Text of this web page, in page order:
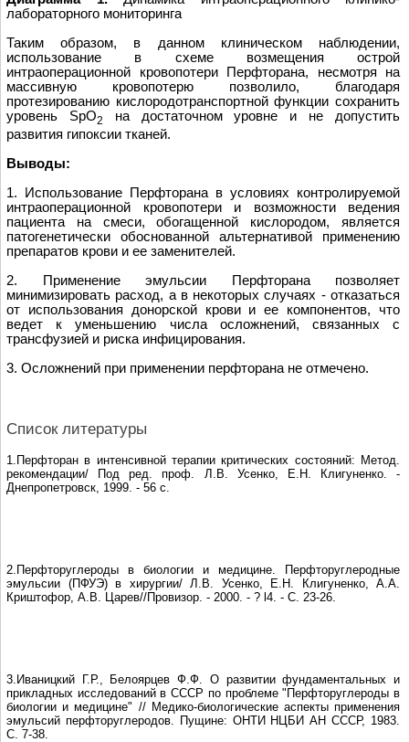
лабораторного мониторинга
Таким образом, в данном клиническом наблюдении,
использование в схеме возмещения острой
интраоперационной кровопотери Перфторана, несмотря на
массивную кровопотерю позволило, благодаря
протезированию кислородотранспортной функции сохранить
уровень SpO2
на достаточном уровне и не допустить
развития гипоксии тканей.
Выводы:
1. Использование Перфторана в условиях контролируемой
интраоперационной кровопотери и возможности ведения
пациента на смеси, обогащенной кислородом, является
патогенетически обоснованной альтернативой применению
препаратов крови и еe заменителей.
2. Применение эмульсии Перфторана позволяет
минимизировать расход, а в некоторых случаях - отказаться
от использования донорской крови и ее компонентов, что
ведeт к уменьшению числа осложнений, связанных с
трансфузией и риска инфицирования.
3. Осложнений при применении перфторана не отмечено.
Список литературы
1.Перфторан в интенсивной терапии критических состояний: Метод.
рекомендации/ Под ред. проф. Л.В. Усенко, Е.Н. Клигуненко. -
Днепропетровск, 1999. - 56 с.
2.Перфторуглероды в биологии и медицине. Перфторуглеродные
эмульсии (ПФУЭ) в хирургии/ Л.В. Усенко, Е.Н. Клигуненко, А.А.
Криштофор, А.В. Царев//Провизор. - 2000. - ? l4. - С. 23-26.
3.Иваницкий Г.Р., Белоярцев Ф.Ф. О развитии фундаментальных и
прикладных исследований в СССР по проблеме "Перфторуглероды в
биологии и медицине" // Медико-биологические аспекты применения
эмульсий перфторуглеродов. Пущине: ОНТИ НЦБИ АН СССР, 1983.
С. 7-38.